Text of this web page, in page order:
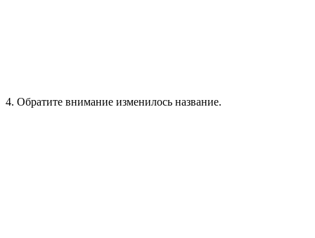
4. Обратите внимание изменилось название.